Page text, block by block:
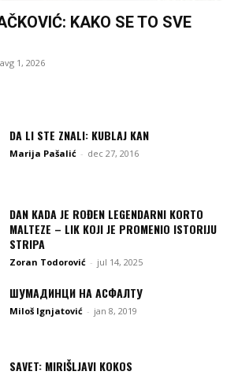
KAKO SE TO SVE
avg 1, 2026
DA LI STE ZNALI: KUBLAJ KAN
Marija Pašalić - dec 27, 2016
DAN KADA JE ROĐEN LEGENDARNI KORTO
MALTEZE – LIK KOJI JE PROMENIO ISTORIJU
STRIPA
Zoran Todorović - jul 14, 2025
ШУМАДИНЦИ НА АСФАЛТУ
Miloš Ignjatović - jan 8, 2019
SAVET: MIRIŠLJAVI KOKOS